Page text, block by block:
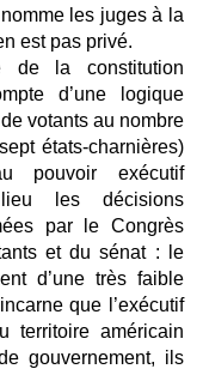
les juges à la
est pas privé.
de la constitution
d’une logique
votants au nombre
états-charnières)
pouvoir exécutif
les décisions
par le Congrès
et du sénat : le
d’une très faible
que l’exécutif
territoire américain
gouvernement, ils